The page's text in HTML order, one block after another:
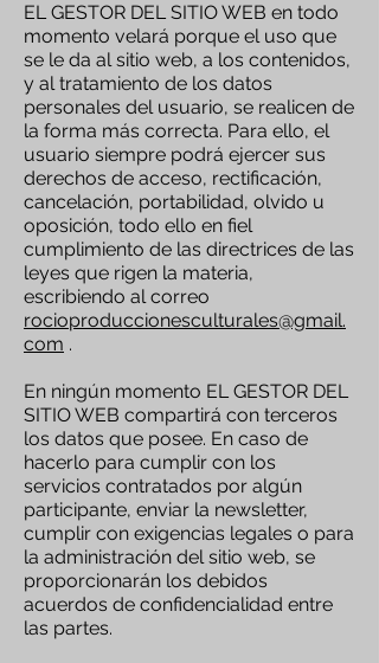
EL GESTOR DEL SITIO WEB en todo
momento velará porque el uso que
se le da al sitio web, a los contenidos,
y al tratamiento de los datos
personales del usuario, se realicen de
la forma más correcta. Para ello, el
usuario siempre podrá ejercer sus
derechos de acceso, rectificación,
cancelación, portabilidad, olvido u
oposición, todo ello en fiel
cumplimiento de las directrices de las
leyes que rigen la materia,
escribiendo al correo
rocioproduccionesculturales@gmail.
com .
En ningún momento EL GESTOR DEL
SITIO WEB compartirá con terceros
los datos que posee. En caso de
hacerlo para cumplir con los
servicios contratados por algún
participante, enviar la newsletter,
cumplir con exigencias legales o para
la administración del sitio web, se
proporcionarán los debidos
acuerdos de confidencialidad entre
las partes.